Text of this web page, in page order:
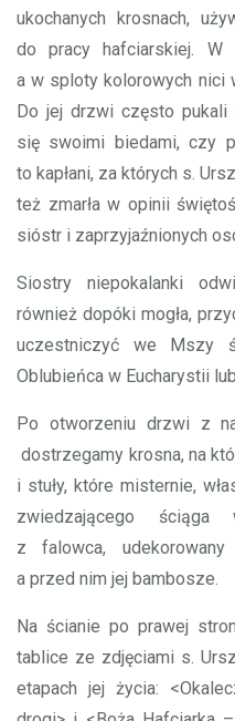
ukochanych krosnach,
do pracy hafciarskiej. W
a w sploty kolorowych nici
Do jej drzwi często
się swoimi biedami, czy
to kapłani, za których s.
też zmarła w opinii
sióstr i zaprzyjaźnionych
Siostry niepokalanki
również dopóki mogła,
uczestniczyć we Mszy
Oblubieńca w Eucharystii
Po otworzeniu drzwi z
dostrzegamy krosna, na
i stuły, które misternie,
zwiedzającego ściąga
z falowca,
a przed nim jej bambosze.
Na ścianie po prawej
tablice ze zdjęciami s.
etapach jej życia: